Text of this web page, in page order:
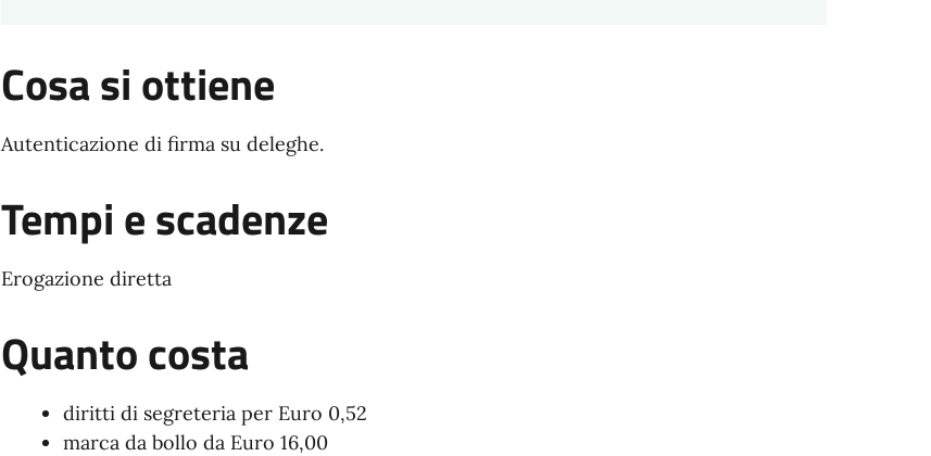
Cosa si ottiene
Autenticazione di firma su deleghe.
Tempi e scadenze
Erogazione diretta
Quanto costa
diritti di segreteria per Euro 0,52
marca da bollo da Euro 16,00